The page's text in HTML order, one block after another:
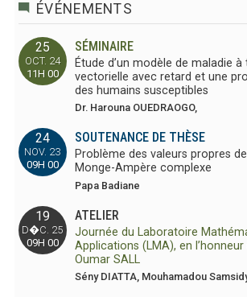
ÉVÉNEMENTS
25
OCT. 24
11H 00
SÉMINAIRE
Étude d’un modèle de maladie
vectorielle avec retard et une
des humains susceptibles
Dr. Harouna OUEDRAOGO,
24
NOV. 23
09H 00
SOUTENANCE DE THÈSE
Problème des valeurs propres
Monge-Ampère complexe
Papa Badiane
19
D�C. 25
09H 00
ATELIER
Journée du Laboratoire
Applications (LMA), en
Oumar SALL
Sény DIATTA, Mouhamadou